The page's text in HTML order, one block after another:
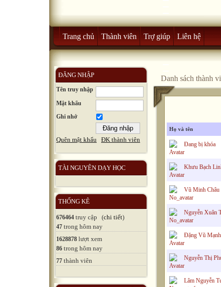
Trang chủ Thành viên Trợ giúp Liên hệ
ĐĂNG NHẬP
Tên truy nhập
Mật khẩu
Ghi nhớ
Quên mật khẩu ĐK thành viên
TÀI NGUYÊN DẠY HỌC
THỐNG KÊ
676464 truy cập (chi tiết)
47 trong hôm nay
1628878 lượt xem
86 trong hôm nay
77 thành viên
Danh sách thành
Họ và tên
Đang bị khóa
Khưu Bạch
Vũ Minh Châu
Nguyễn Xuân
Đặng Vũ
Nguyễn Thị
Lâm Nguyễn